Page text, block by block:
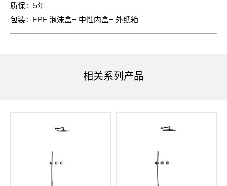
质保：5年
包装：EPE 泡沫盒+ 中性内盒+ 外纸箱
相关系列产品